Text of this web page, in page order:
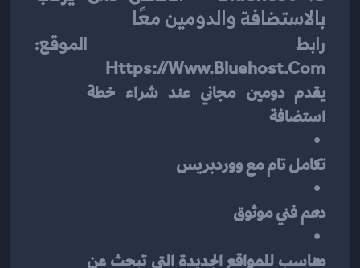
بالاستضافة والدومين معًا
رابط الموقع:
Https://www.bluehost.com
يقدم دومين مجاني عند شراء خطة
استضافة
تكامل تام مع ووردبريس
دعم فني موثوق